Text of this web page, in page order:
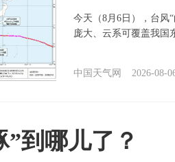
今天（8月6日），台风
庞大、云系可覆盖我国
中国天气网 2026-08-
”到哪儿了？